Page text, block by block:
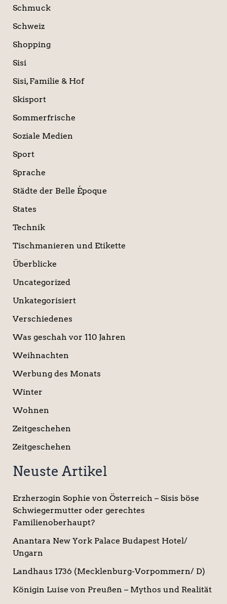
Schmuck
Schweiz
Shopping
Sisi
Sisi, Familie & Hof
Skisport
Sommerfrische
Soziale Medien
Sport
Sprache
Städte der Belle Époque
States
Technik
Tischmanieren und Etikette
Überblicke
Uncategorized
Unkategorisiert
Verschiedenes
Was geschah vor 110 Jahren
Weihnachten
Werbung des Monats
Winter
Wohnen
Zeitgeschehen
Zeitgeschehen
Neuste Artikel
Erzherzogin Sophie von Österreich – Sisis böse
Schwiegermutter oder gerechtes
Familienoberhaupt?
Anantara New York Palace Budapest Hotel/
Ungarn
Landhaus 1736 (Mecklenburg-Vorpommern/ D)
Königin Luise von Preußen – Mythos und Realität